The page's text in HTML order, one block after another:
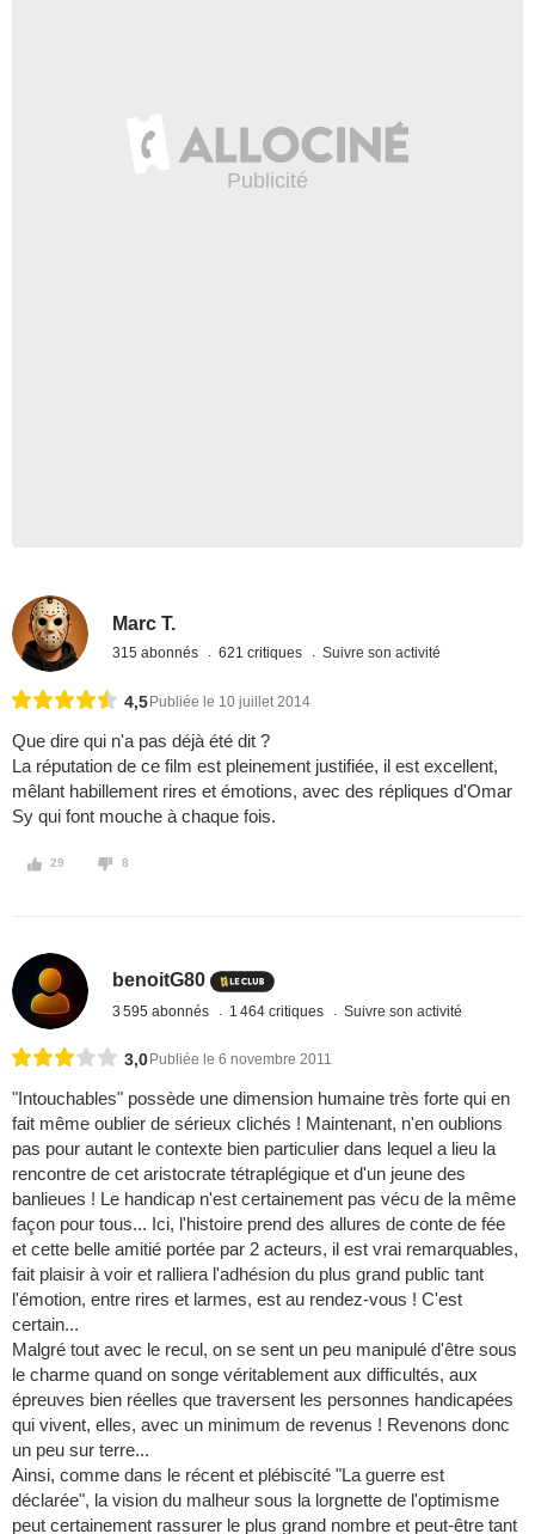
Marc T.
315 abonnés 621 critiques Suivre son activité
4,5 Publiée le 10 juillet 2014
Que dire qui n'a pas déjà été dit ?
La réputation de ce film est pleinement justifiée, il est excellent,
mêlant habillement rires et émotions, avec des répliques d'Omar
Sy qui font mouche à chaque fois.
29 8
benoitG80
3 595 abonnés 1 464 critiques Suivre son activité
3,0 Publiée le 6 novembre 2011
"Intouchables" possède une dimension humaine très forte qui en
fait même oublier de sérieux clichés ! Maintenant, n'en oublions
pas pour autant le contexte bien particulier dans lequel a lieu la
rencontre de cet aristocrate tétraplégique et d'un jeune des
banlieues ! Le handicap n'est certainement pas vécu de la même
façon pour tous... Ici, l'histoire prend des allures de conte de fée
et cette belle amitié portée par 2 acteurs, il est vrai remarquables,
fait plaisir à voir et ralliera l'adhésion du plus grand public tant
l'émotion, entre rires et larmes, est au rendez-vous ! C'est
certain...
Malgré tout avec le recul, on se sent un peu manipulé d'être sous
le charme quand on songe véritablement aux difficultés, aux
épreuves bien réelles que traversent les personnes handicapées
qui vivent, elles, avec un minimum de revenus ! Revenons donc
un peu sur terre...
Ainsi, comme dans le récent et plébiscité "La guerre est
déclarée", la vision du malheur sous la lorgnette de l'optimisme
peut certainement rassurer le plus grand nombre et peut-être tant